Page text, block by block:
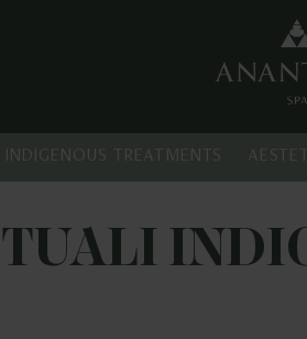
INDIGENOUS TREATMENTS